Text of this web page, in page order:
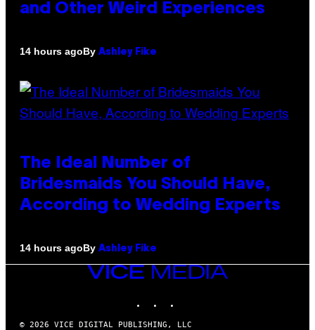
and Other Weird Experiences
14 hours agoBy Ashley Fike
The Ideal Number of
Bridesmaids You Should Have,
According to Wedding Experts
14 hours agoBy Ashley Fike
VICE
MEDIA
© 2026 VICE DIGITAL PUBLISHING, LLC